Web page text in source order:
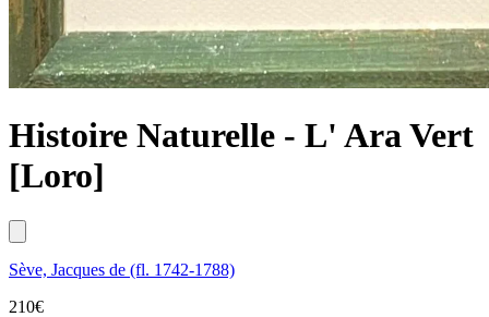
Histoire Naturelle - L' Ara Vert
[Loro]
Sève, Jacques de (fl. 1742-1788)
210€